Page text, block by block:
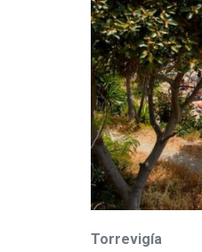
Torrevigía